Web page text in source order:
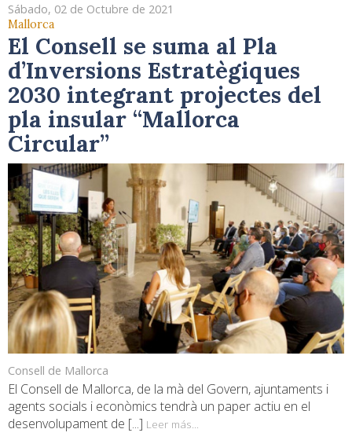
Sábado, 02 de Octubre de 2021
Mallorca
El Consell se suma al Pla
d’Inversions Estratègiques
2030 integrant projectes del
pla insular “Mallorca
Circular”
Consell de Mallorca
El Consell de Mallorca, de la mà del Govern, ajuntaments i
agents socials i econòmics tendrà un paper actiu en el
desenvolupament de [...] Leer más...